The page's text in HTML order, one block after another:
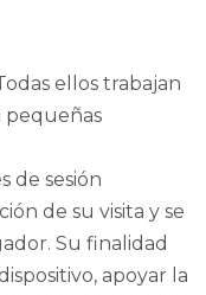
ellos trabajan
pequeñas
de sesión
de su visita y se
Su finalidad
apoyar la